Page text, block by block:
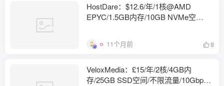
HostDare：$12.6/年/1核@AMD
EPYC/1.5GB内存/10GB NVMe空
11个月前 8
VeloxMedia：£15/年/2核/4GB内
存/25GB SSD空间/不限流量/10Gbps